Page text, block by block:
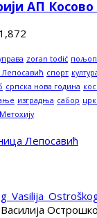
АП
1,872
zoran todić
спорт
српска нова година
изградња сабор